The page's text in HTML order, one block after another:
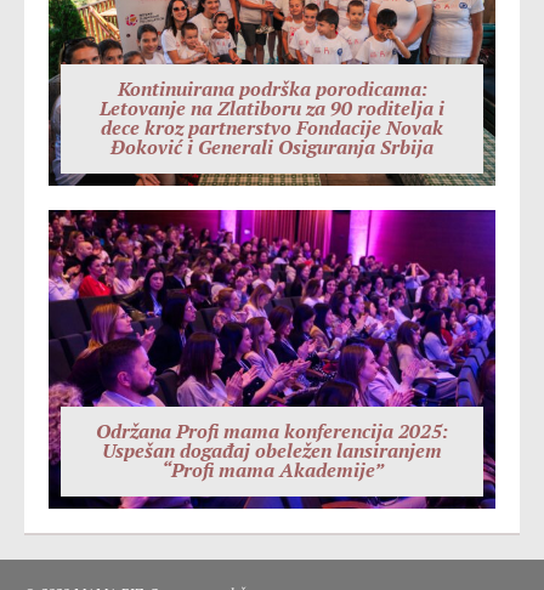
Kontinuirana podrška porodicama:
Letovanje na Zlatiboru za 90 roditelja i
dece kroz partnerstvo Fondacije Novak
Đoković i Generali Osiguranja Srbija
Održana Profi mama konferencija 2025:
Uspešan događaj obeležen lansiranjem
“Profi mama Akademije”